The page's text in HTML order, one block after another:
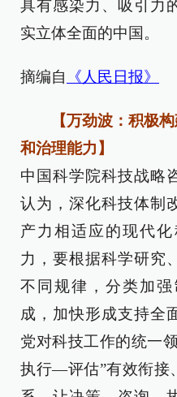
具有感染力、吸引力
实立体全面的中国。
摘编自 《人民日报》
【万劲波：积极构
和治理能力】
中国科学院科技战略
认为，深化科技体制
产力相适应的现代
力，要根据科学研究
不同规律，分类加
成，加快形成支持全
党对科技工作的统一
执行—评估”有效衔接